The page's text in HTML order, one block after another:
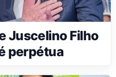
Juscelino Filho
perpétua